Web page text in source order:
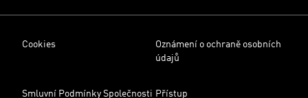
Cookies
Oznámení o ochraně osobních
údajů
Smluvní Podmínky Společnosti Přístup